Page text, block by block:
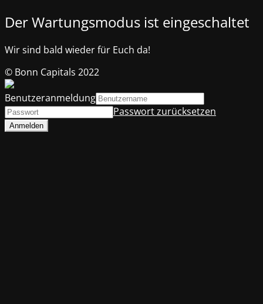
Der Wartungsmodus ist eingeschaltet
Wir sind bald wieder für Euch da!
© Bonn Capitals 2022
Benutzeranmeldung
Passwort zurücksetzen